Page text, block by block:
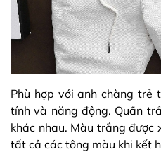
Phù hợp với anh chàng trẻ
tính và năng động. Quần
khác nhau. Màu trắng được
tất cả các tông màu khi kết